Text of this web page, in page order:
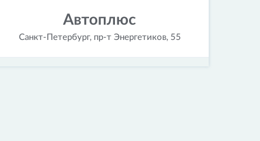
Автоплюс
Санкт-Петербург, пр-т Энергетиков, 55